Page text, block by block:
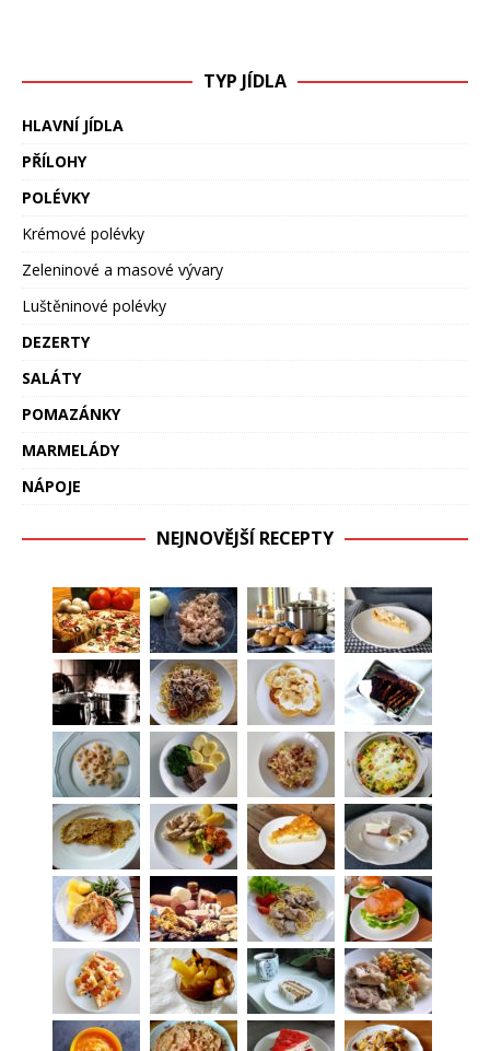
TYP JÍDLA
HLAVNÍ JÍDLA
PŘÍLOHY
POLÉVKY
Krémové polévky
Zeleninové a masové vývary
Luštěninové polévky
DEZERTY
SALÁTY
POMAZÁNKY
MARMELÁDY
NÁPOJE
NEJNOVĚJŠÍ RECEPTY